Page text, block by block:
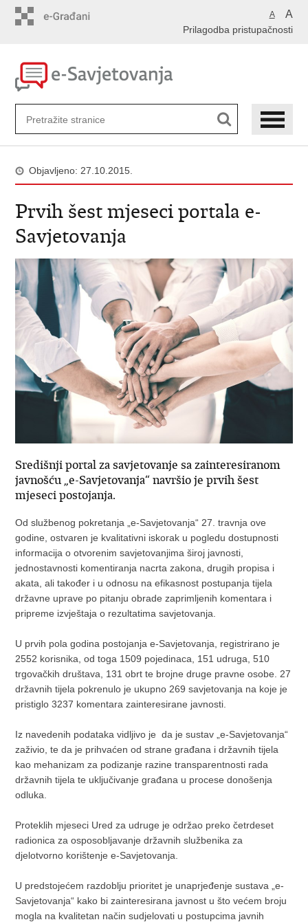
A A
Prilagodba pristupačnosti
Objavljeno: 27.10.2015.
Prvih šest mjeseci portala e-
Savjetovanja
Središnji portal za savjetovanje sa zainteresiranom
javnošću „e-Savjetovanja“ navršio je prvih šest
mjeseci postojanja.
Od službenog pokretanja „e-Savjetovanja“ 27. travnja ove
godine, ostvaren je kvalitativni iskorak u pogledu dostupnosti
informacija o otvorenim savjetovanjima široj javnosti,
jednostavnosti komentiranja nacrta zakona, drugih propisa i
akata, ali također i u odnosu na efikasnost postupanja tijela
državne uprave po pitanju obrade zaprimljenih komentara i
pripreme izvještaja o rezultatima savjetovanja.
U prvih pola godina postojanja e-Savjetovanja, registrirano je
2552 korisnika, od toga 1509 pojedinaca, 151 udruga, 510
trgovačkih društava, 131 obrt te brojne druge pravne osobe. 27
državnih tijela pokrenulo je ukupno 269 savjetovanja na koje je
pristiglo 3237 komentara zainteresirane javnosti.
Iz navedenih podataka vidljivo je da je sustav „e-Savjetovanja“
zaživio, te da je prihvaćen od strane građana i državnih tijela
kao mehanizam za podizanje razine transparentnosti rada
državnih tijela te uključivanje građana u procese donošenja
odluka.
Proteklih mjeseci Ured za udruge je održao preko četrdeset
radionica za osposobljavanje državnih službenika za
djelotvorno korištenje e-Savjetovanja.
U predstojećem razdoblju prioritet je unaprjeđenje sustava „e-
Savjetovanja“ kako bi zainteresirana javnost u što većem broju
mogla na kvalitetan način sudjelovati u postupcima javnih